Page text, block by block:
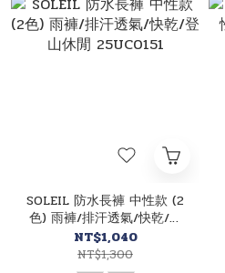
SOLEIL 防水長褲 中性款 (2
色) 雨褲/排汗透氣/快乾/登
山休閒 25UC0151
NT$1,040
NT$1,300